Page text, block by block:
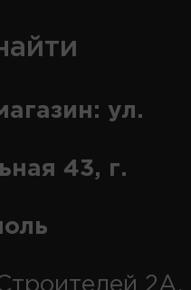
ул.
43, г.
2А,